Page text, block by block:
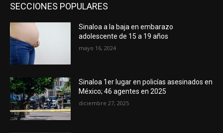
SECCIONES POPULARES
Sinaloa a la baja en embarazo
adolescente de 15 a 19 años
mayo 16, 2024
Sinaloa 1er lugar en policías asesinados en
México; 46 agentes en 2025
diciembre 27, 2025